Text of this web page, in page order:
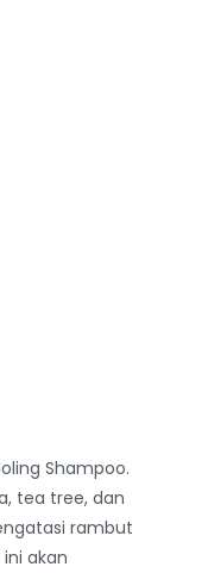
Shampoo.
tea tree, dan
rambut
akan